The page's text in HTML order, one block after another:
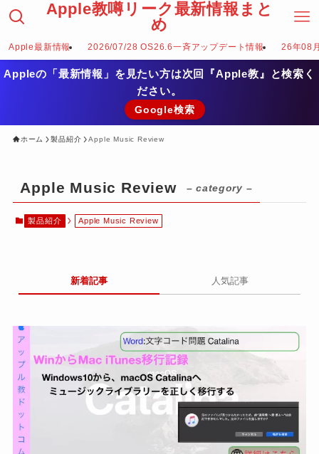
Apple教噂リーク最新情報まと
め
Apple最新情報 2026/07/28 OS26.6一斉アップデート情報 26年08
Appleの「最新情報」を見たい方は次回『Apple教』と検索く
ださい。
Google検索
ホーム 製品紹介 Apple Music Review
Apple Music Review – category –
製品紹介 Apple Music Review
新着記事 人気記事